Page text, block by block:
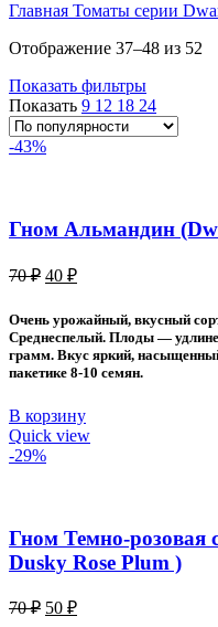
Главная Томаты серии
Отображение 37–48 из 52
Показать фильтры
Показать 9 12 18 24
-43%
Гном Альмандин
70₽ Первоначальная
составляла
70 ₽.
40 ₽Текущая
40 ₽.
Очень урожайный, вкусный
Среднеспелый. Плоды —
грамм. Вкус яркий,
пакетике 8-10 семян.
В корзину
Quick view
-29%
Гном Темно-розовая
Dusky Rose Plum )
70₽ Первоначальная
50 ₽Текущая